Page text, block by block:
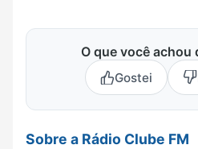
O que você achou
Gostei
Sobre a Rádio Clube FM